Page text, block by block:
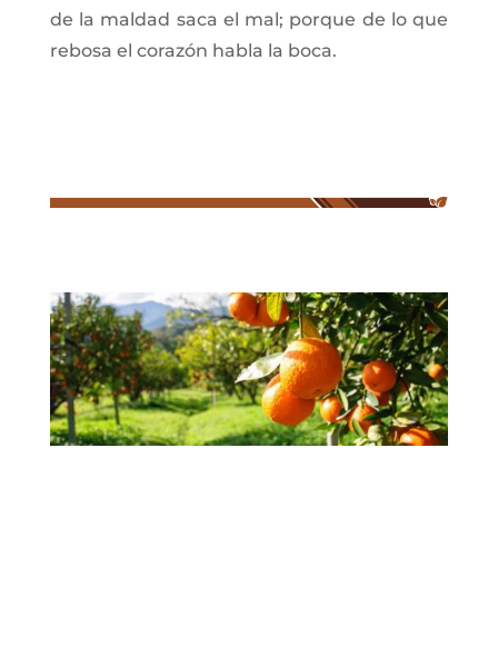
de la maldad saca el mal; porque de lo que
rebosa el corazón habla la boca.